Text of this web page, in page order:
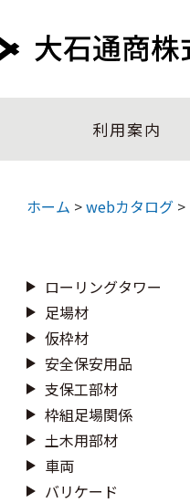
利用案内
ホーム >webカタログ >
ローリングタワー
足場材
仮枠材
安全保安用品
支保工部材
枠組足場関係
土木用部材
車両
バリケード